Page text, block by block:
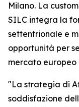
Milano. La
SILC integra la
settentrionale e
opportunità per
mercato europeo
"La strategia di
soddisfazione